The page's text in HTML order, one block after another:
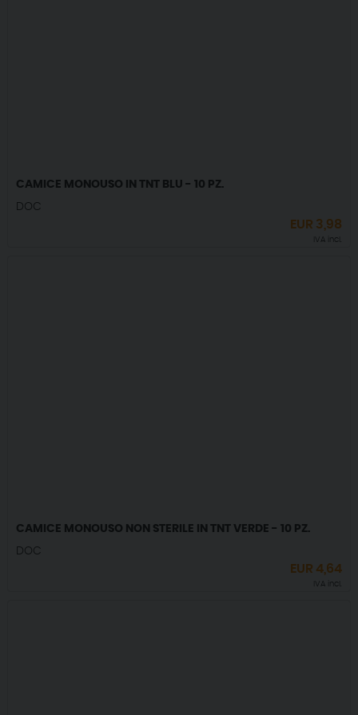
CAMICE MONOUSO IN TNT BLU - 10 PZ.
DOC
EUR 3,98
IVA incl.
CAMICE MONOUSO NON STERILE IN TNT VERDE - 10 PZ.
DOC
EUR 4,64
IVA incl.